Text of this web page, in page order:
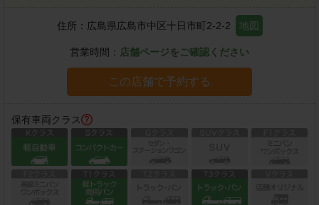
住所： 広島県広島市中区十日市町2-2-2 地図
営業時間： 店舗ページをご確認ください
この店舗で予約する
保有車両クラス